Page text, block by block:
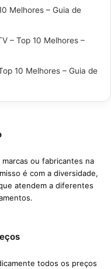
Melhores – Guia de
– Top 10 Melhores –
10 Melhores – Guia de
ou fabricantes na
é com a diversidade,
atendem a diferentes
todos os preços